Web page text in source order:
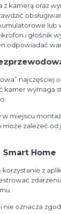
z kamerą oraz
lub
i głośnik
odpowiadać
najczęściej
kamer wymaga
w miejscu
może zależeć
Home
korzystanie z
nie oznacza